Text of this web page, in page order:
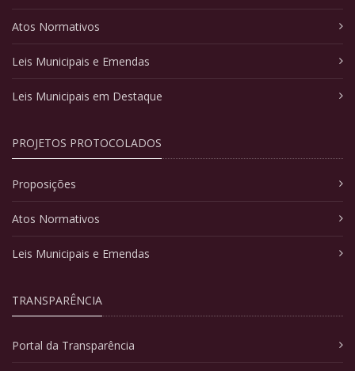
Atos Normativos
Leis Municipais e Emendas
Leis Municipais em Destaque
PROJETOS PROTOCOLADOS
Proposições
Atos Normativos
Leis Municipais e Emendas
TRANSPARÊNCIA
Portal da Transparência